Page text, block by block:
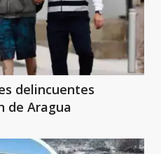
delincuentes
de Aragua